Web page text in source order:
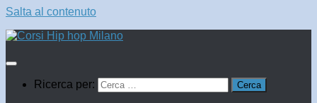
Salta al contenuto
Ricerca per: